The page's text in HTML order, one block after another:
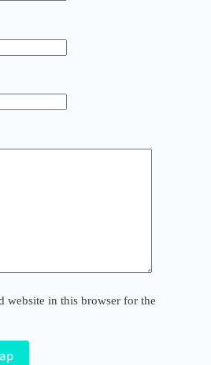
website in this browser for the